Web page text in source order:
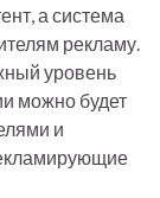
а система
рекламу.
уровень
можно будет
и